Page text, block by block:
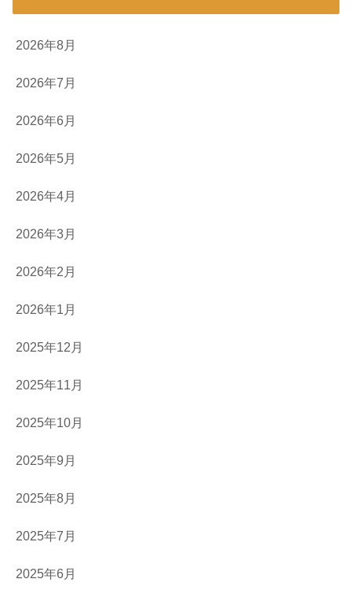
2026年8月
2026年7月
2026年6月
2026年5月
2026年4月
2026年3月
2026年2月
2026年1月
2025年12月
2025年11月
2025年10月
2025年9月
2025年8月
2025年7月
2025年6月